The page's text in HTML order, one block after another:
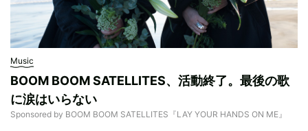
Music
BOOM BOOM SATELLITES、活動終了。最後の歌
に涙はいらない
Sponsored by BOOM BOOM SATELLITES『LAY YOUR HANDS ON ME』